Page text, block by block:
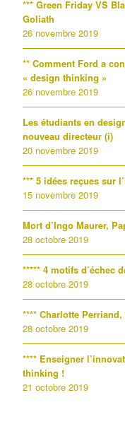
*** Green Friday VS
Goliath
26 novembre 2019
** Comment Ford a
« design thinking »
26 novembre 2019
Les étudiants en
nouveau directeur (i)
20 novembre 2019
*** 5 idées reçues sur
15 novembre 2019
Mort d’Ingo Maurer,
28 octobre 2019
***** 4 motifs d’échec
28 octobre 2019
**** Charlotte
28 octobre 2019
**** Enseigner
thinking !
21 octobre 2019